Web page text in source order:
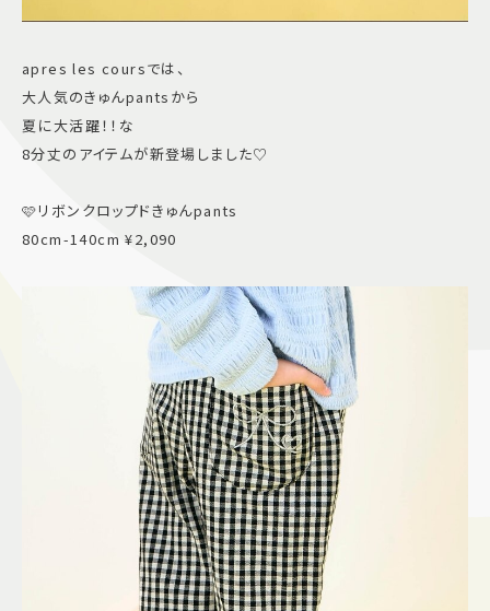
apres les coursでは、
大人気のきゅんpantsから
夏に大活躍！！な
8分丈のアイテムが新登場しました♡
🩷リボンクロップドきゅんpants
80cm-140cm ¥2,090